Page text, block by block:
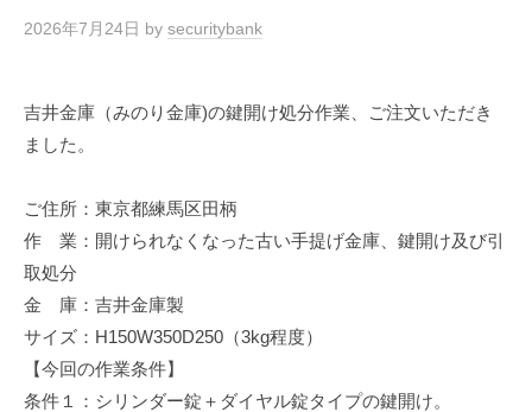
2026年7月24日 by securitybank
吉井金庫（みのり金庫)の鍵開け処分作業、ご注文いただき
ました。
ご住所：東京都練馬区田柄
作 業：開けられなくなった古い手提げ金庫、鍵開け及び引
取処分
金 庫：吉井金庫製
サイズ：H150W350D250（3kg程度）
【今回の作業条件】
条件１：シリンダー錠＋ダイヤル錠タイプの鍵開け。